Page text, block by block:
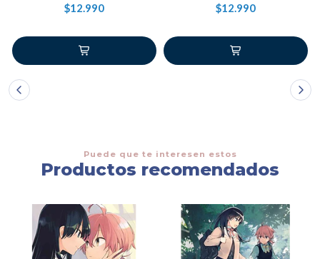
$12.990
$12.990
Puede que te interesen estos
Productos recomendados